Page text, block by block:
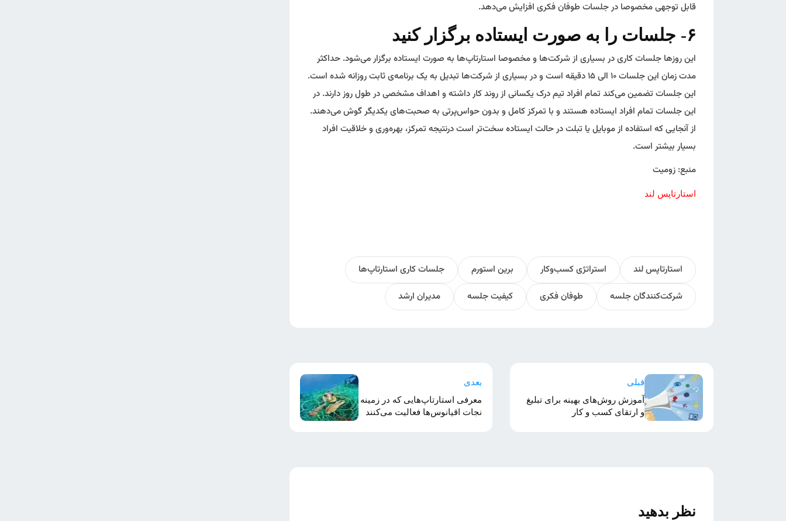
قابل توجهی مخصوصا در جلسات طوفان فکری افزایش می‌دهد.
۶- جلسات را به صورت ایستاده برگزار کنید
این روزها جلسات کاری در بسیاری از شرکت‌ها و مخصوصا استارتاپ‌ها به صورت ایستاده برگزار می‌شود. حداکثر
مدت زمان این جلسات ۱۰ الی ۱۵ دقیقه است و در بسیاری از شرکت‌ها تبدیل به یک برنامه‌ی ثابت روزانه شده است.
این جلسات تضمین می‌کند تمام افراد تیم درک یکسانی از روند کار داشته و اهداف مشخصی در طول روز دارند. در
این جلسات تمام افراد ایستاده هستند و با تمرکز کامل و بدون حواس‌پرتی به صحبت‌های یکدیگر گوش می‌دهند.
از آنجایی که استفاده از موبایل یا تبلت در حالت ایستاده سخت‌تر است درنتیجه تمرکز، بهره‌وری و خلاقیت افراد
بسیار بیشتر است.
منبع: زومیت
استارتاپس لند
استارتاپس لند استراتژی کسب‌وکار‌ برین استورم
جلسات کاری استارتاپ‌ها
شرکت‌کنندگان جلسه
طوفان فکری کیفیت جلسه مدیران ارشد
قبلی
آموزش روش‌های بهینه برای تبلیغ
و ارتقای کسب و کار
بعدی
معرفی استارتاپ‌هایی که در زمینه
نجات اقیانوس‌ها فعالیت می‌کنند
نظر بدهید